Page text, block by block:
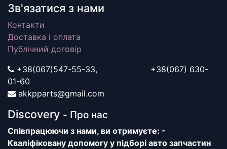
Зв'язатися з нами
Контакти
Доставка і оплата
Публічний договір
+38(067)547-55-33, +38(067) 630-
01-60
akkpparts@gmail.com
Discovery - Про нас
Співпрацюючи з нами, ви отримуєте: -
Кваліфіковану допомогу у підборі авто запчастин